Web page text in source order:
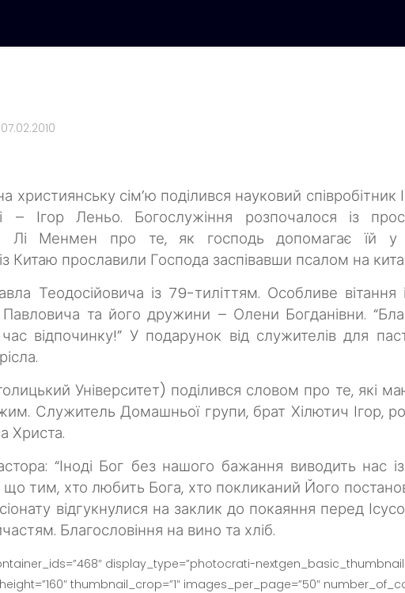
07.02.2010
сім’ю поділився науковий співробітник
– Ігор Леньо. Богослужіння розпочалося із
Лі Менмен про те, як господь допомагає їй у
Китаю прославили Господа заспівавши псалом на
Теодосійовича із 79-тиліттям. Особливе
та його дружини – Олени Богданівни.
відпочинку!” У подарунок від служителів для
Університет) поділився словом про те, які
Служитель Домашньої групи, брат Хілютич Ігор,
Христа.
“Іноді Бог без нашого бажання виводить
що тим, хто любить Бога, хто покликаний Його
відгукнулися на заклик до покаяння перед
Благословіння на вино та хліб.
display_type=”photocrati-
thumbnail_crop=”1″ images_per_page=”50″